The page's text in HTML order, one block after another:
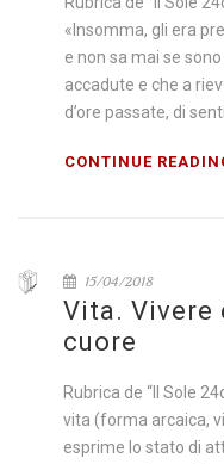
«Insomma, gli era
e non sa mai se
accadute e che a
d’ore passate, di
CONTINUE
15/04/2018
Vita. Vivere
cuore
Rubrica de “Il Sole
vita (forma arcaica,
esprime lo stato di